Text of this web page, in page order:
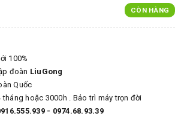
CÒN HÀNG
đoàn LiuGong
Quốc
hoặc 3000h . Bảo trì máy trọn đời
- 0974.68.93.39